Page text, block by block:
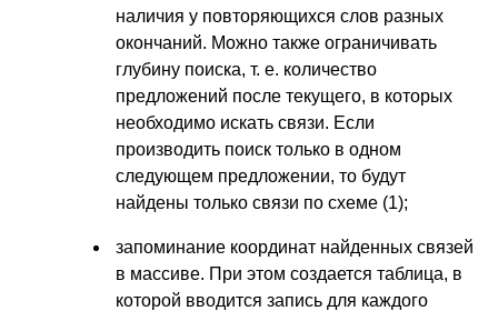
наличия у повторяющихся слов разных
окончаний. Можно также ограничивать
глубину поиска, т. е. количество
предложений после текущего, в которых
необходимо искать связи. Если
производить поиск только в одном
следующем предложении, то будут
найдены только связи по схеме (1);
запоминание координат найденных связей
в массиве. При этом создается таблица, в
которой вводится запись для каждого